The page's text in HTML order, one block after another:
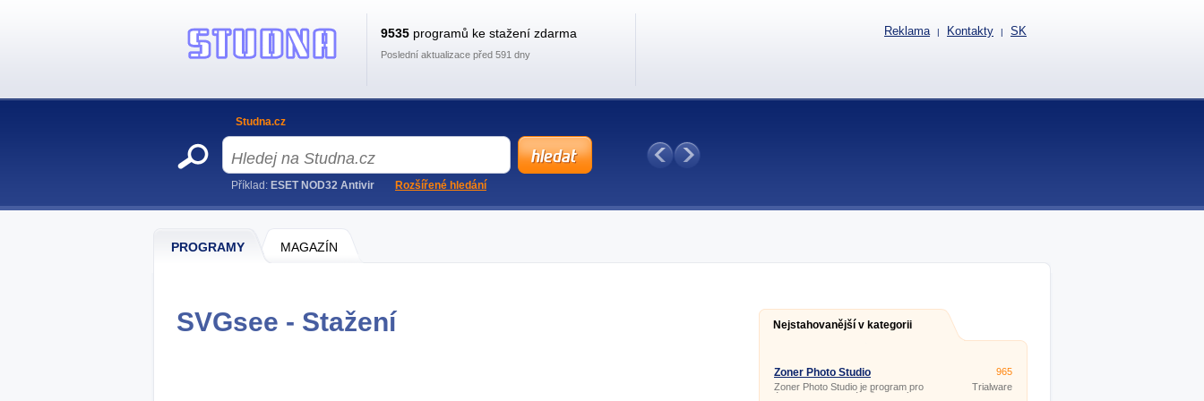
PROGRAMY MAGAZÍN
SVGsee - Stažení Nejstahovanější v kategorii
Zoner Photo Studio
Zoner Photo Studio je program pro
úpravu fotek a obrázků vhodný pro
965
Trialware
9535 programů ke stažení zdarma
Poslední aktualizace před 591 dny
Reklama | Kontakty | SK
Studna.cz
Příklad: ESET NOD32 Antivir Rozšířené hledání